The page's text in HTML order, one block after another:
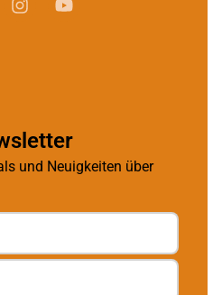
und Neuigkeiten über